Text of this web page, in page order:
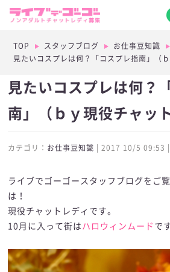
TOP スタッフブログ
お仕事豆知識
見たいコスプレは何？「コスプレ指南」（
見たいコスプレは何？
南」（ｂｙ現役チャッ
カテゴリ： お仕事豆知識 | 2017 10/5 09:53 |
ライブでゴーゴースタッフブログをご
は！
現役チャットレディです。
10月に入って街は ハロウィンムード で